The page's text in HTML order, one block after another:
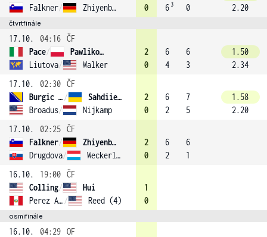
Falkner/ Zhiyenbayeva
0
6 3
0
2.20
čtvrtfinále
17.10. 04:16 ČF
Pace/
Pawlikowska (1)
Liutova/ Walker
2
0
6
4
6
3
1.50
2.34
17.10.
02:30 ČF
Burgic Bucko /
Sahdiieva (2)
Broadus/ Nijkamp
2
0
6
2
7
5
1.58
2.20
17.10.
02:25 ČF
Falkner/
Zhiyenbayeva
Drugdova/ Weckerle (3)
2
0
6
2
6
1
16.10.
19:00 ČF
Colling/
Hui
Perez Alarcon / Reed (4)
1
0
osmifinále
16.10. 04:29 OF